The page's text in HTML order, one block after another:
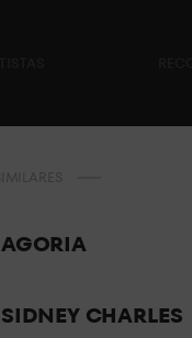
AGORIA
SIDNEY CHARLES